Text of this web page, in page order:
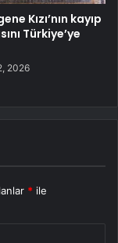
Kızı’nın kayıp
Türkiye’ye
2026
* ile